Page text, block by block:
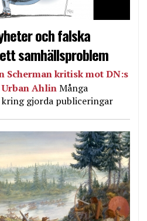
och falska
samhällsproblem
Scherman kritisk mot DN:s
AhlinMånga
gjorda publiceringar